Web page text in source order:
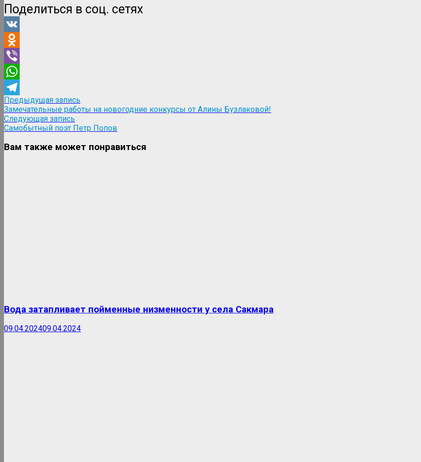
Поделиться в соц. сетях
VK
Odnoklassniki
Viber
WhatsApp
Telegram
Навигация
по
записям
Предыдущая запись
запись:
Замечательные работы на новогодние конкурсы от Алины Бузлаковой!
Следующая запись
запись:
Самобытный поэт Петр Попов
Вам также может понравиться
Вода затапливает пойменные низменности у села Сакмара
09.04.202409.04.2024